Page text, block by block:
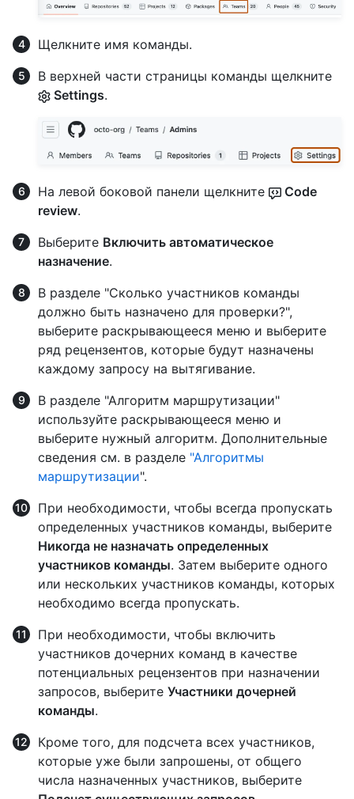
Щелкните имя команды.
В верхней части страницы команды щелкните
Settings.
На левой боковой панели щелкните
Code
review.
Выберите Включить автоматическое
назначение.
В разделе "Сколько участников команды
должно быть назначено для проверки?",
выберите раскрывающееся меню и выберите
ряд рецензентов, которые будут назначены
каждому запросу на вытягивание.
В разделе "Алгоритм маршрутизации"
используйте раскрывающееся меню и
выберите нужный алгоритм. Дополнительные
сведения см. в разделе "Алгоритмы
маршрутизации".
При необходимости, чтобы всегда пропускать
определенных участников команды, выберите
Никогда не назначать определенных
участников команды. Затем выберите одного
или нескольких участников команды, которых
необходимо всегда пропускать.
При необходимости, чтобы включить
участников дочерних команд в качестве
потенциальных рецензентов при назначении
запросов, выберите Участники дочерней
команды.
Кроме того, для подсчета всех участников,
которые уже были запрошены, от общего
числа назначенных участников, выберите